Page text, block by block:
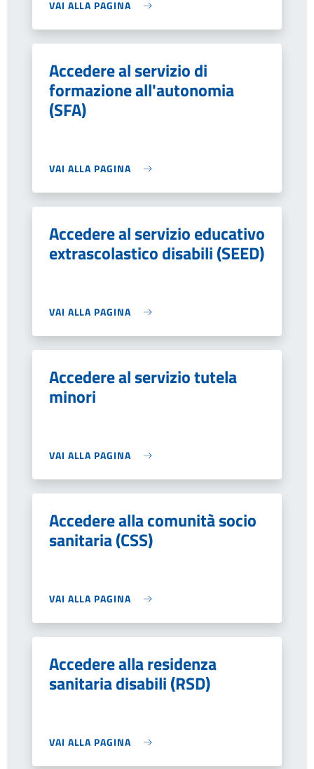
VAI ALLA PAGINA
Accedere al servizio di
formazione all'autonomia
(SFA)
VAI ALLA PAGINA
Accedere al servizio educativo
extrascolastico disabili (SEED)
VAI ALLA PAGINA
Accedere al servizio tutela
minori
VAI ALLA PAGINA
Accedere alla comunità socio
sanitaria (CSS)
VAI ALLA PAGINA
Accedere alla residenza
sanitaria disabili (RSD)
VAI ALLA PAGINA